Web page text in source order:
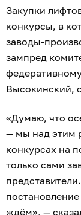
Закупки
конкурсы, в
заводы-
зампред
Высокинский,
«Думаю, что
— мы над этим
конкурсах на
только сами
ждём», —